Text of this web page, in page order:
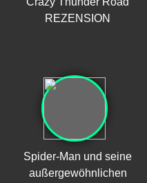
REZENSION
Spider-Man und seine
außergewöhnlichen